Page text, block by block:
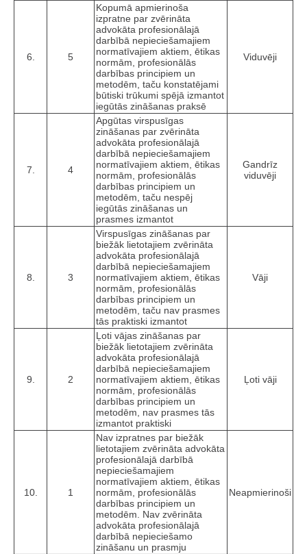
6. 5
Kopumā apmierinoša
izpratne par zvērināta
advokāta profesionālajā
darbībā nepieciešamajiem
normatīvajiem aktiem, ētikas
normām, profesionālās
darbības principiem un
metodēm, taču konstatējami
būtiski trūkumi spējā izmantot
iegūtās zināšanas praksē
Viduvēji
7. 4
Apgūtas virspusīgas
zināšanas par zvērināta
advokāta profesionālajā
darbībā nepieciešamajiem
normatīvajiem aktiem, ētikas
normām, profesionālās
darbības principiem un
metodēm, taču nespēj
iegūtās zināšanas un
prasmes izmantot
Gandrīz
viduvēji
8. 3
Virspusīgas zināšanas par
biežāk lietotajiem zvērināta
advokāta profesionālajā
darbībā nepieciešamajiem
normatīvajiem aktiem, ētikas
normām, profesionālās
darbības principiem un
metodēm, taču nav prasmes
tās praktiski izmantot
Vāji
9. 2
Ļoti vājas zināšanas par
biežāk lietotajiem zvērināta
advokāta profesionālajā
darbībā nepieciešamajiem
normatīvajiem aktiem, ētikas
normām, profesionālās
darbības principiem un
metodēm, nav prasmes tās
izmantot praktiski
Ļoti vāji
10. 1
Nav izpratnes par biežāk
lietotajiem zvērināta advokāta
profesionālajā darbībā
nepieciešamajiem
normatīvajiem aktiem, ētikas
normām, profesionālās
darbības principiem un
metodēm. Nav zvērināta
advokāta profesionālajā
darbībā nepieciešamo
zināšanu un prasmju
Neapmierinoši